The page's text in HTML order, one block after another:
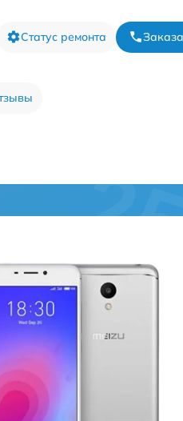
Статус ремонта